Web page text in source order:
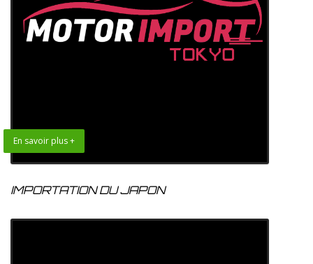
En savoir plus +
IMPORTATION DU JAPON